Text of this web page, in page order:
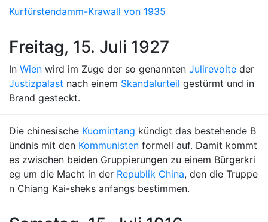
Kurfürstendamm-Krawall von 1935
Freitag, 15. Juli 1927
In Wien wird im Zuge der so genannten Julirevolte der
Justizpalast nach einem Skandalurteil gestürmt und in
Brand gesteckt.
Die chinesische Kuomintang kündigt das bestehende B
ündnis mit den Kommunisten formell auf. Damit kommt
es zwischen beiden Gruppierungen zu einem Bürgerkri
eg um die Macht in der Republik China, den die Truppe
n Chiang Kai-sheks anfangs bestimmen.